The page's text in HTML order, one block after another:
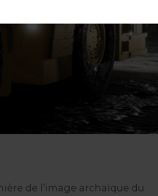
de l’image archaïque du